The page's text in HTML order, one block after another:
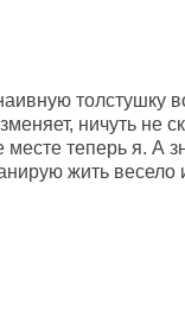
толстушку
ничуть не
теперь я. А
жить весело